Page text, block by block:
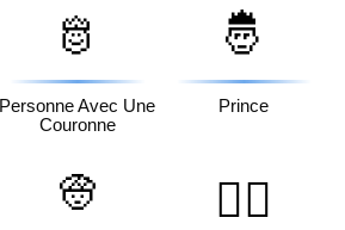
🫅
Personne Avec Une
Couronne
🤴
Prince
👳 👳‍♂️